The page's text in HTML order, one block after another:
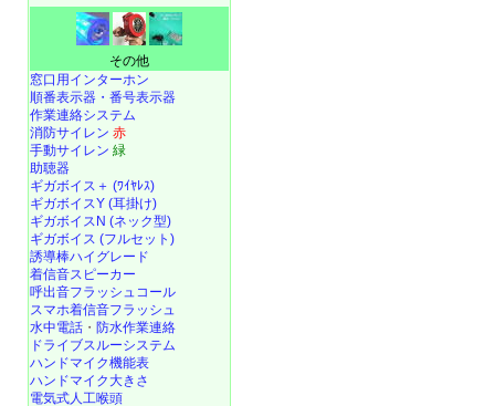
その他
窓口用インターホン
順番表示器・番号表示器
作業連絡システム
消防サイレン 赤
手動サイレン 緑
助聴器
ギガボイス＋ (ﾜｲﾔﾚｽ)
ギガボイスY (耳掛け)
ギガボイスN (ネック型)
ギガボイス (フルセット)
誘導棒ハイグレード
着信音スピーカー
呼出音フラッシュコール
スマホ着信音フラッシュ
水中電話 ・ 防水作業連絡
ドライブスルーシステム
ハンドマイク機能表
ハンドマイク大きさ
電気式人工喉頭